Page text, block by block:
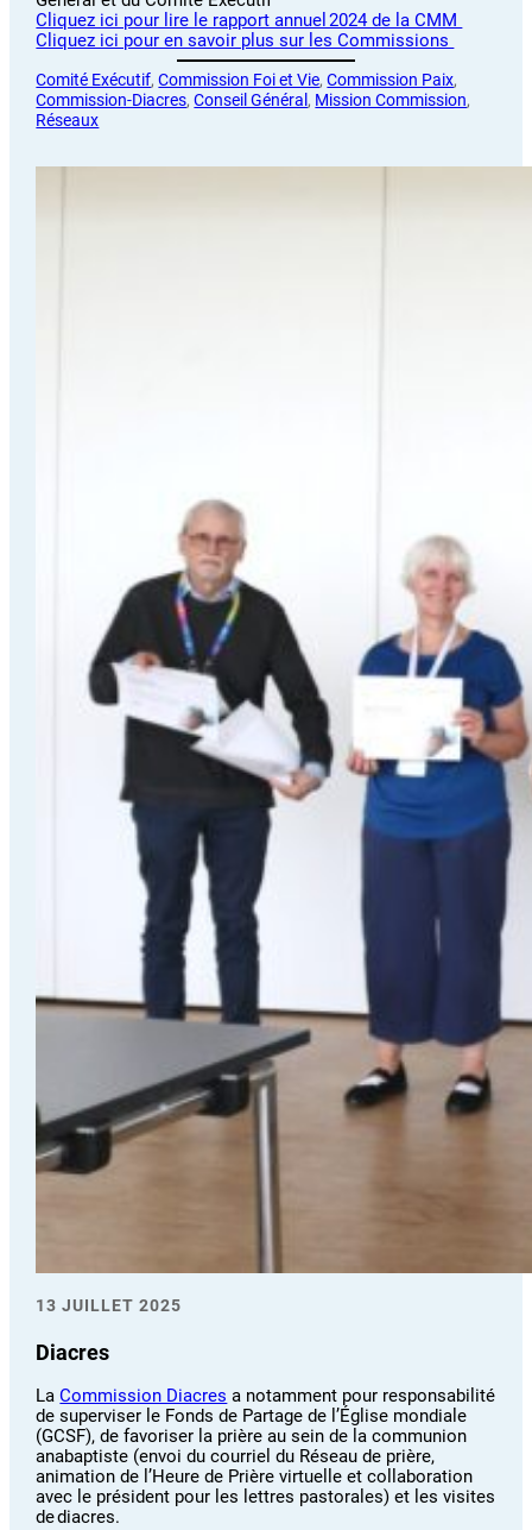
Cliquez ici pour lire le rapport annuel 2024 de la CMM
Cliquez ici pour en savoir plus sur les Commissions
Comité Exécutif, Commission Foi et Vie, Commission Paix
Commission-Diacres, Conseil Général , Mission Commission
Réseaux
13 JUILLET 2025
Diacres
LaCommission Diacres a notamment pour responsabilité
de superviser le Fonds de Partage de l’Église mondiale
(GCSF), de favoriser la prière au sein de la communion
anabaptiste (envoi du courriel du Réseau de prière,
animation de l’Heure de Prière virtuelle et collaboration
avec le président pour les lettres pastorales) et les visites
de diacres.